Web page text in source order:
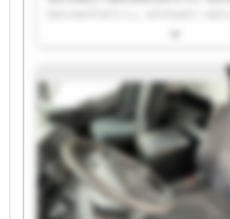
SISTEMES I MECANITZATS S.L.
SISTEMES I MECANITZATS S.L.
MECANITZATS S.L. SISTEMES I
SISTEMES I MECANITZATS S.L.
MECANITZATS S.L. SISTEMES I
SISTEMES I MECANITZATS S.L.
MECANITZATS S.L. SISTEMES I
SISTEMES I MECANITZATS S.L.
MECANITZATS S.L. SISTEMES I
SISTEMES I MECANITZATS S.L.
MECANITZATS S.L.